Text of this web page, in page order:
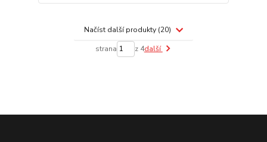
Načíst další produkty (20)
strana z 4další